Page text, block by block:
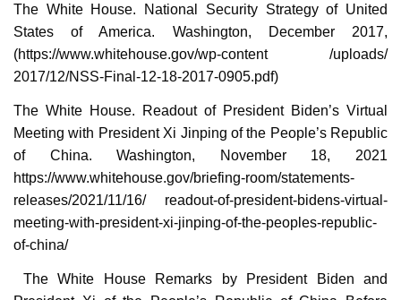
The White House. National Security Strategy of United
States of America. Washington, December 2017,
(https://www.whitehouse.gov/wp-content /uploads/
2017/12/NSS-Final-12-18-2017-0905.pdf)
The White House. Readout of President Biden’s Virtual
Meeting with President Xi Jinping of the People’s Republic
of China. Washington, November 18, 2021
https://www.whitehouse.gov/briefing-room/statements-
releases/2021/11/16/ readout-of-president-bidens-virtual-
meeting-with-president-xi-jinping-of-the-peoples-republic-
of-china/
The White House Remarks by President Biden and